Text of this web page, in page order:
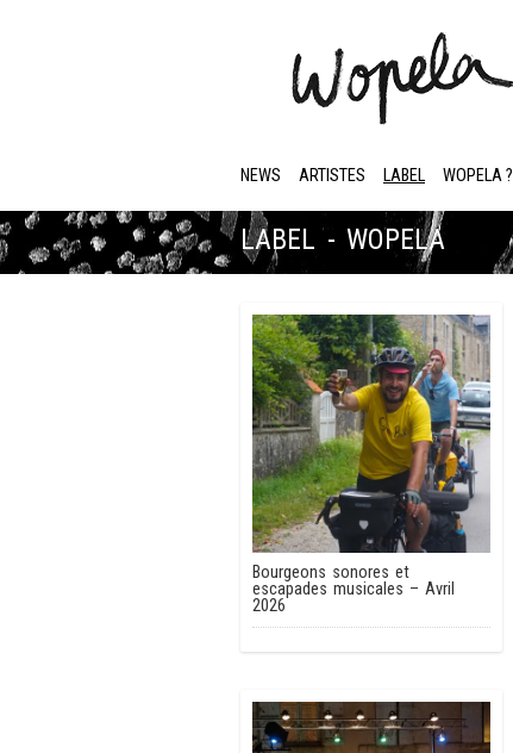
NEWS ARTISTES LABEL WOPELA ?
LABEL - WOPELA
Bourgeons sonores et
escapades musicales – Avril
2026